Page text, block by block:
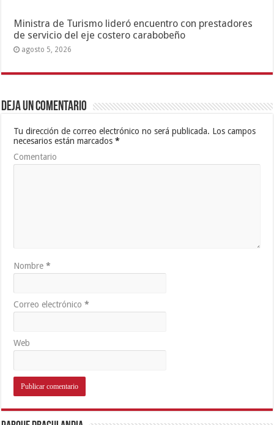
Ministra de Turismo lideró encuentro con prestadores
de servicio del eje costero carabobeño
agosto 5, 2026
Deja un comentario
Tu dirección de correo electrónico no será publicada. Los campos
necesarios están marcados*
Comentario
Nombre*
Correo electrónico*
Web